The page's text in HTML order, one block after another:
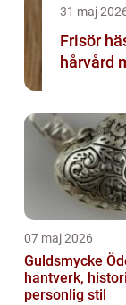
31 maj
Frisör
hårvård
07 maj 2026
Guldsmycke
hantverk,
personlig stil